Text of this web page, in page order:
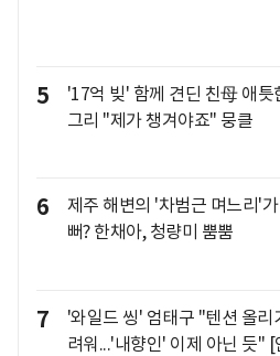
5
'17억 빚' 함께 견딘 친母 애틋
그리 "제가 챙겨야죠" 뭉클
6
제주 해변의 '차범근 며느리'가
뻐? 한채아, 청량미 뿜뿜
7
'와일드 씽' 엄태구 "텐션 올리
려워...'내향인' 이제 아닌 듯"